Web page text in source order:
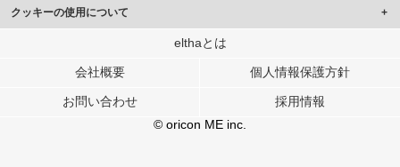
クッキーの使用について
このサイトでは Cookie を使用して、ユーザーに合わせたコンテンツや広告の
行っています。
メディアや広告配信、データ解析の各パートナーに提供しています。
各パートナーは、この情報とユーザーが各パートナーに提供した他の情報や、
ユーザーが各パートナーのサービスを使用したときに収集した他の情報を組み
elthaとは
会社概要 個人情報保護方針
お問い合わせ
採用情報
© oricon ME inc.